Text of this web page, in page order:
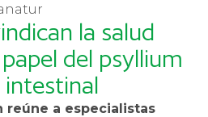
la salud
del psyllium
reúne a especialistas